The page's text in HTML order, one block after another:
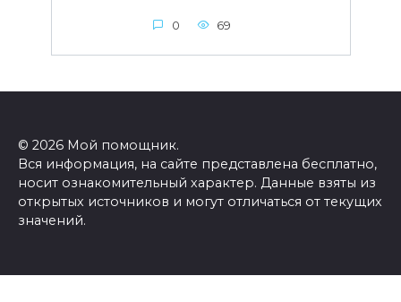
0 69
© 2026 Мой помощник.
Вся информация, на сайте представлена бесплатно,
носит ознакомительный характер. Данные взяты из
открытых источников и могут отличаться от текущих
значений.